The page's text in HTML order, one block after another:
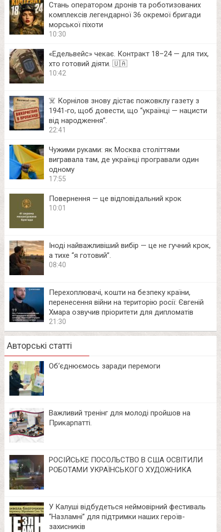
Стань оператором дронів та роботизованих
комплексів легендарної 36 окремої бригади
морської піхоти
10:30
«Едельвейс» чекає. Контракт 18–24 — для тих,
хто готовий діяти. 🇺🇦
10:42
☠️ Корнілов знову дістає пожовклу газету з
1941‑го, щоб довести, що “українці — нацисти
від народження”.
22:41
Чужими руками: як Москва століттями
вигравала там, де українці програвали один
одному
17:55
Повернення — це відповідальний крок
10:01
Іноді найважливіший вибір — це не гучний крок,
а тихе “я готовий”.
08:40
Перехоплювачі, кошти на безпеку країни,
перенесення війни на територію росії: Євгеній
Хмара озвучив пріоритети для дипломатів
21:30
Авторські статті
Об‘єднюємось заради перемоги
Важливий тренінг для молоді пройшов на
Прикарпатті.
РОСІЙСЬКЕ ПОСОЛЬСТВО В США ОСВІТИЛИ
РОБОТАМИ УКРАЇНСЬКОГО ХУДОЖНИКА
У Калуші відбудеться неймовірний фестиваль
“Назламні” для підтримки наших героїв-
захисників